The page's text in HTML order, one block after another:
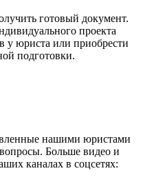
готовый документ.
проекта
у юриста или приобрести
подготовки.
нашими юристами
Больше видео и
каналах в соцсетях: